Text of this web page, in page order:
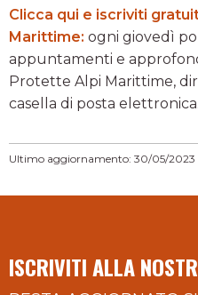
Clicca qui e iscriviti
Marittime: ogni giovedì
appuntamenti e
Protette Alpi Marittime,
casella di posta elettronica.
Ultimo aggiornamento: 30/05/2023
ISCRIVITI ALLA